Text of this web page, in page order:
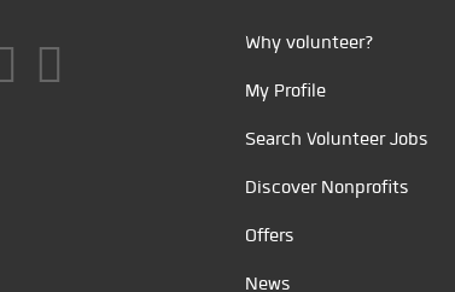
Why volunteer?
My Profile
Search Volunteer Jobs
Discover Nonprofits
Offers
News